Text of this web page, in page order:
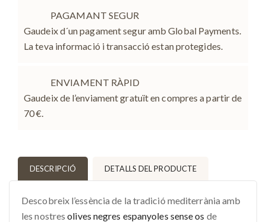
PAGAMANT SEGUR
Gaudeix d´un pagament segur amb Global Payments.
La teva informació i transacció estan protegides.
ENVIAMENT RÀPID
Gaudeix de l’enviament gratuït en compres a partir de
70 €.
DESCRIPCIÓ DETALLS DEL PRODUCTE
Descobreix l’essència de la tradició mediterrània amb
les nostresolives negres espanyoles sense os de